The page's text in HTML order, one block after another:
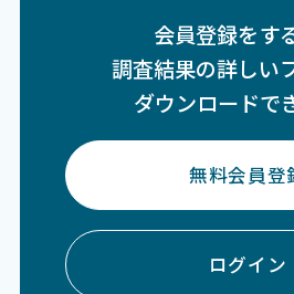
会員登録をす
調査結果の詳しい
ダウンロードで
無料会員登
ログイン